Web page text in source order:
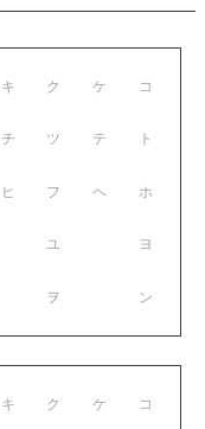
キ ク ケ コ
チ ツ テ ト
ヒ フ ヘ ホ
ユ ヨ
ヲ ン
キ ク ケ コ